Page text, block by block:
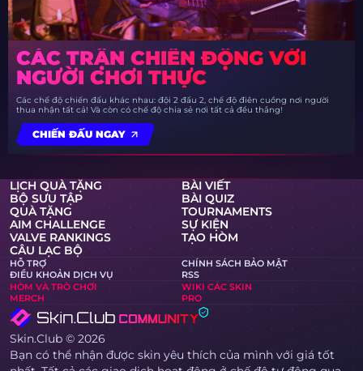
CÁC TRẬN CHIẾN ĐỘNG VỚI
NGƯỜI CHƠI THỰC
Các chế độ chiến đấu khác nhau: đội 2 đấu 2, chế độ điên cuồng nơi người
thua nhận tất cả! Và còn có chế độ chia sẻ nơi tất cả đều thắng!
CHIẾN ĐẤU NGAY
LỊCH QUÀ TẶNG
BÀI VIẾT
BỘ SƯU TẬP
BÀI QUIZ
QUÀ TẶNG
TOURNAMENTS
AIM CHALLENGE
SỰ KIỆN
VALVE RANKINGS
TẠO HÒM
CÂU LẠC BỘ
HỖ TRỢ
CHÍNH SÁCH BẢO MẬT
ĐIỀU KHOẢN DỊCH VỤ
RSS
HÒM VÀ TRÒ CHƠI
WIKI CÁC SKIN
MERCH
PRO
Skin.Club © 2026
Bạn có thể nhận được skin yêu thích của mình với giá tốt